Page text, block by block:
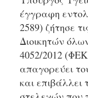
έγγραφη
2589) ζήτησε
Διοικητών
4052/2012
απαγορεύει
και επιβάλλει